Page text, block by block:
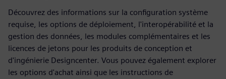
Découvrez des informations sur la configuration système
requise, les options de déploiement, l'interopérabilité et la
gestion des données, les modules complémentaires et les
licences de jetons pour les produits de conception et
d'ingénierie Designcenter. Vous pouvez également explorer
les options d'achat ainsi que les instructions de